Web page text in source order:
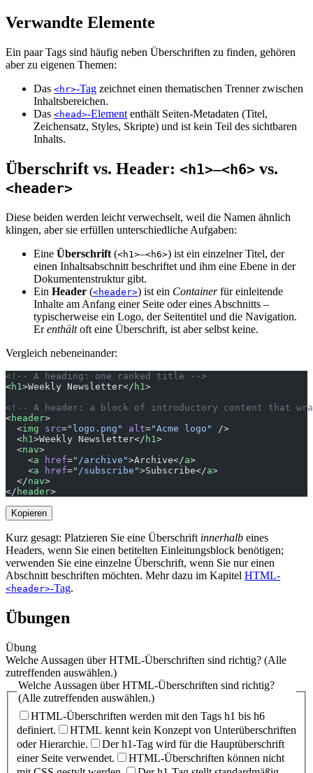
Verwandte Elemente
Ein paar Tags sind häufig neben Überschriften zu finden, gehören
aber zu eigenen Themen:
Das <hr>-Tag zeichnet einen thematischen Trenner zwischen
Inhaltsbereichen.
Das <head>-Element enthält Seiten-Metadaten (Titel,
Zeichensatz, Styles, Skripte) und ist kein Teil des sichtbaren
Inhalts.
Überschrift vs. Header: <h1>–<h6> vs.
<header>
Diese beiden werden leicht verwechselt, weil die Namen ähnlich
klingen, aber sie erfüllen unterschiedliche Aufgaben:
Eine Überschrift (<h1>–<h6>) ist ein einzelner Titel, der
einen Inhaltsabschnitt beschriftet und ihm eine Ebene in der
Dokumentenstruktur gibt.
Ein Header (<header>) ist ein Containerfür einleitende
Inhalte am Anfang einer Seite oder eines Abschnitts –
typischerweise ein Logo, der Seitentitel und die Navigation.
Erenthältoft eine Überschrift, ist aber selbst keine.
Vergleich nebeneinander:
<!-- A heading: one ranked title -->
<h1>Weekly Newsletter</ h1>
<!-- A header: a block of introductory content that
<header>
  <
img src="logo.png" alt="Acme logo"
/>
  <
h1>Weekly Newsletter</ h1>
  <
nav>
    <
a href="/archive">Archive</a>
    <
a href="/subscribe">Subscribe</a>
  </
nav>
</ header>
Kopieren
Kurz gesagt: Platzieren Sie eine Überschrift innerhalb eines
Headers, wenn Sie einen betitelten Einleitungsblock benötigen;
verwenden Sie eine einzelne Überschrift, wenn Sie nur einen
Abschnitt beschriften möchten. Mehr dazu im Kapitel HTML-
<header>-Tag.
Übungen
Übung
Welche Aussagen über HTML-Überschriften sind richtig? (Alle
zutreffenden auswählen.)
Welche Aussagen über HTML-Überschriften sind richtig?
(Alle zutreffenden auswählen.)
HTML-Überschriften werden mit den Tags h1 bis h6
definiert.
HTML kennt kein Konzept von Unterüberschriften
oder Hierarchie.
Der h1-Tag wird für die Hauptüberschrift
einer Seite verwendet.
HTML-Überschriften können nicht